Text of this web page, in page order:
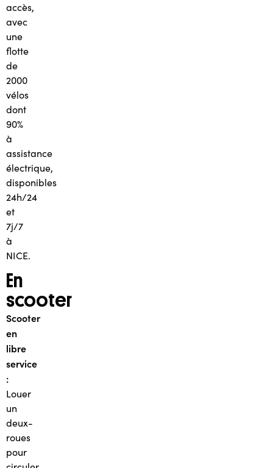
accès,
avec
une
flotte
de
2000
vélos
dont
90%
à
assistance
électrique,
disponibles
24h/24
et
7j/7
à
NICE.
En
scooter
Scooter
en
libre
service
:
Louer
un
deux-
roues
pour